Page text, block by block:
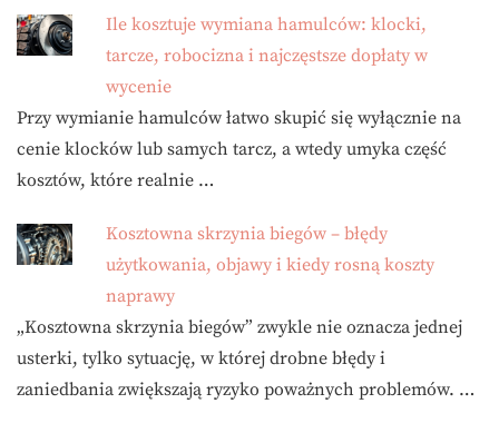
Ile kosztuje wymiana hamulców: klocki,
tarcze, robocizna i najczęstsze dopłaty w
wycenie
Przy wymianie hamulców łatwo skupić się wyłącznie na
cenie klocków lub samych tarcz, a wtedy umyka część
kosztów, które realnie …
Kosztowna skrzynia biegów – błędy
użytkowania, objawy i kiedy rosną koszty
naprawy
„Kosztowna skrzynia biegów” zwykle nie oznacza jednej
usterki, tylko sytuację, w której drobne błędy i
zaniedbania zwiększają ryzyko poważnych problemów. …